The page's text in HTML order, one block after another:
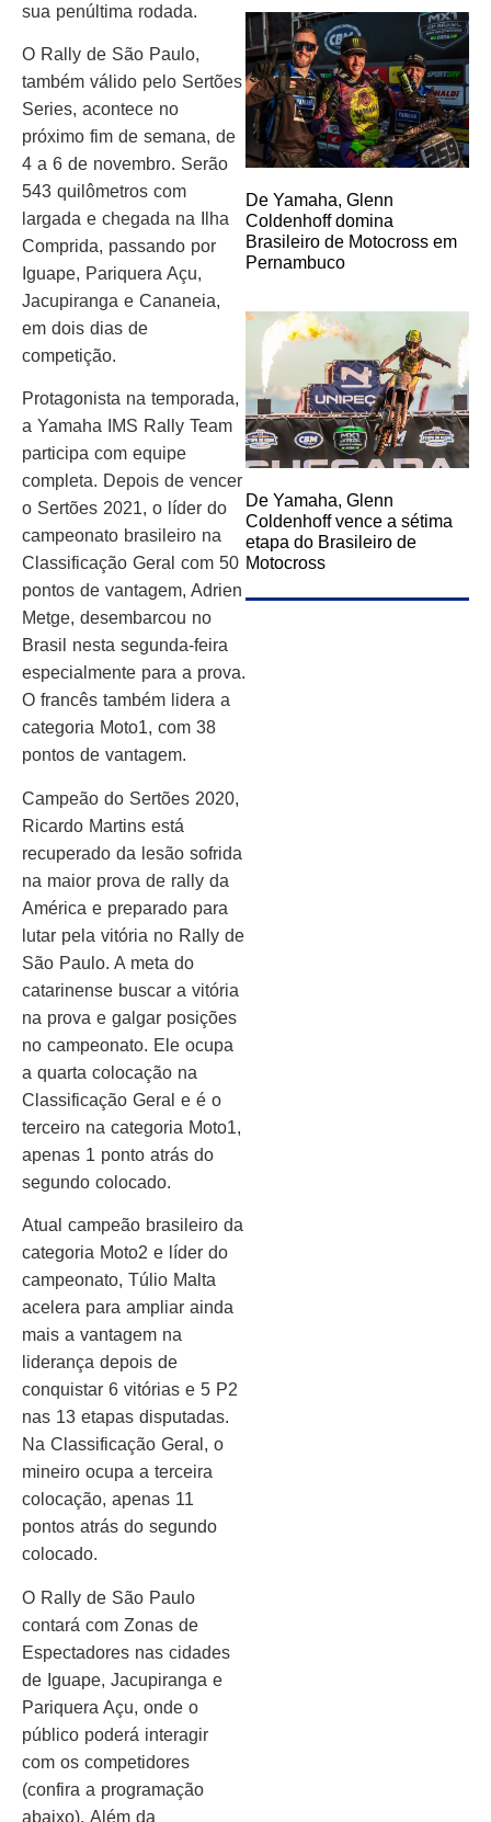
sua penúltima rodada.
O Rally de São Paulo,
também válido pelo Sertões
Series, acontece no
próximo fim de semana, de
4 a 6 de novembro. Serão
543 quilômetros com
largada e chegada na Ilha
Comprida, passando por
Iguape, Pariquera Açu,
Jacupiranga e Cananeia,
em dois dias de
competição.
Protagonista na temporada,
a Yamaha IMS Rally Team
participa com equipe
completa. Depois de vencer
o Sertões 2021, o líder do
campeonato brasileiro na
Classificação Geral com 50
pontos de vantagem, Adrien
Metge, desembarcou no
Brasil nesta segunda-feira
especialmente para a prova.
O francês também lidera a
categoria Moto1, com 38
pontos de vantagem.
Campeão do Sertões 2020,
Ricardo Martins está
recuperado da lesão sofrida
na maior prova de rally da
América e preparado para
lutar pela vitória no Rally de
São Paulo. A meta do
catarinense buscar a vitória
na prova e galgar posições
no campeonato. Ele ocupa
a quarta colocação na
Classificação Geral e é o
terceiro na categoria Moto1,
apenas 1 ponto atrás do
segundo colocado.
Atual campeão brasileiro da
categoria Moto2 e líder do
campeonato, Túlio Malta
acelera para ampliar ainda
mais a vantagem na
liderança depois de
conquistar 6 vitórias e 5 P2
nas 13 etapas disputadas.
Na Classificação Geral, o
mineiro ocupa a terceira
colocação, apenas 11
pontos atrás do segundo
colocado.
O Rally de São Paulo
contará com Zonas de
Espectadores nas cidades
de Iguape, Jacupiranga e
Pariquera Açu, onde o
público poderá interagir
com os competidores
(confira a programação
abaixo). Além da
De Yamaha, Glenn
Coldenhoff domina
Brasileiro de Motocross em
Pernambuco
De Yamaha, Glenn
Coldenhoff vence a sétima
etapa do Brasileiro de
Motocross